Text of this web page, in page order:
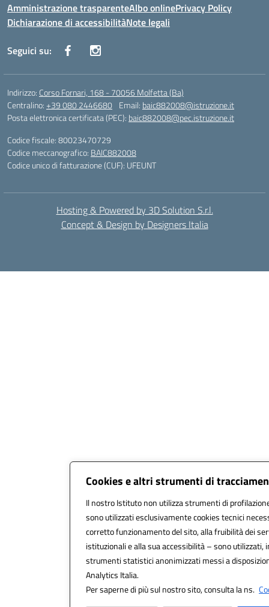
Cookies e altri strumenti di
Il nostro Istituto non utilizza strumenti di
sono utilizzati esclusivamente cookies tecnici
corretto funzionamento del sito, alla fruibilità dei
istituzionali e alla sua accessibilità – sono utilizzati,
strumenti statistici anonimizzati messi a
Analytics Italia.
Per saperne di più sul nostro sito, consulta la ns.
Amministrazione trasparenteAlbo onlinePrivacy Policy
Dichiarazione di accessibilitàNote legali
Seguici su:
Indirizzo: Corso Fornari, 168 - 70056 Molfetta (Ba)
Centralino:+39 080 2446680 Email: baic882008@istruzione.it
Posta elettronica certificata (PEC): baic882008@pec.istruzione.it
Codice fiscale: 80023470729
Codice meccanografico: BAIC882008
Codice unico di fatturazione (CUF): UFEUNT
Hosting & Powered by 3D Solution S.r.l.
Concept & Design by Designers Italia